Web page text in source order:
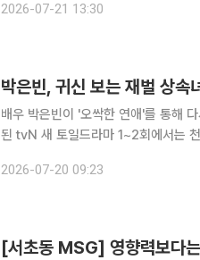
워 사건의 실마리를 추적하는 모습으
2026-07-21 13:30
박은빈, 귀신 보는 재벌 상
배우 박은빈이 '오싹한 연애'를 통해 다시 한
된 tvN 새 토일드라마 1~2회에서는
천여리의 숨겨진 사연도 시청자들의
2026-07-20 09:23
[서초동 MSG] 영향력보다